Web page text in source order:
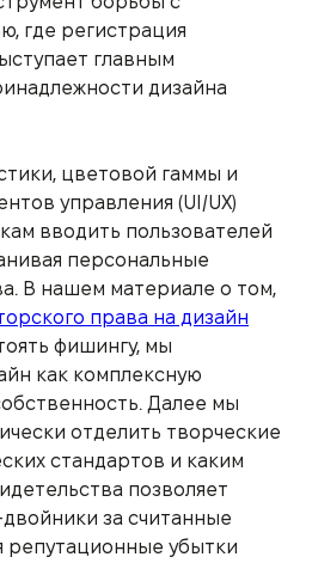
где регистрация
главным
дизайна
цветовой гаммы и
управления (UI/UX)
вводить пользователей
персональные
В нашем материале о том,
права на дизайн
фишингу, мы
как комплексную
Далее мы
отделить творческие
стандартов и каким
позволяет
за считанные
репутационные убытки